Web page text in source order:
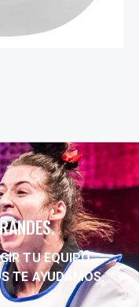
TU EQUIPO
TE AYUDAMOS.